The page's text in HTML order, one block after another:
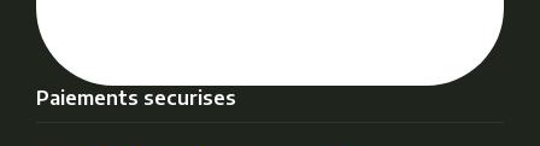
Paiements securises